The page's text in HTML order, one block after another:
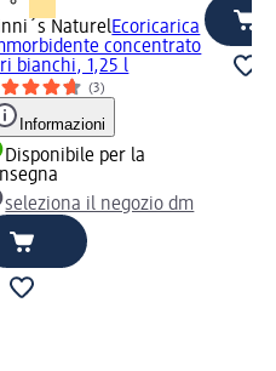
NaturelEcoricarica
concentrato
bianchi, 1,25 l
(3)
Informazioni
Disponibile per la
seleziona il negozio dm